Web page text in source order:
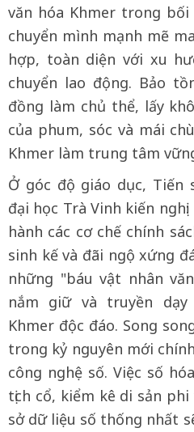
văn hóa Khmer trong
chuyển mình mạnh mẽ
hợp, toàn diện với xu
chuyển lao động. Bảo
đồng làm chủ thể, lấy
của phum, sóc và mái
Khmer làm trung tâm
Ở góc độ giáo dục, Tiến
đại học Trà Vinh kiến
hành các cơ chế chính
sinh kế và đãi ngộ xứng
những "báu vật nhân
nắm giữ và truyền
Khmer độc đáo. Song
trong kỷ nguyên mới
công nghệ số. Việc số
tịch cổ, kiểm kê di sản
sở dữ liệu số thống nhất